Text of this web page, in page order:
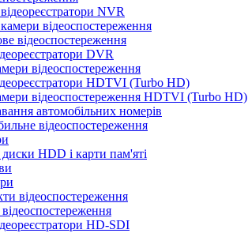
NVR
відеоспостереження
відеоспостереження
DVR
відеоспостереження
HDTVI (Turbo HD)
відеоспостереження HDTVI (Turbo HD)
автомобільних номерів
відеоспостереження
HDD і карти пам'яті
відеоспостереження
HD-SDI